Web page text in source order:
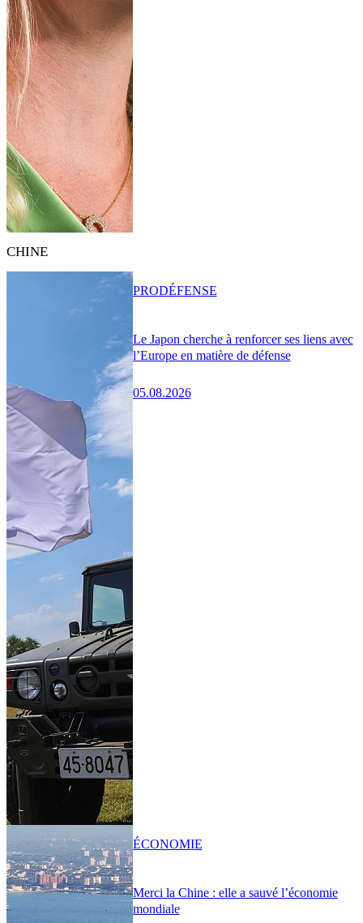
CHINE
Le Japon cherche à renforcer ses liens avec
l’Europe en matière de défense
05.08.2026
PRODÉFENSE
Merci la Chine : elle a sauvé l’économie
mondiale
ÉCONOMIE